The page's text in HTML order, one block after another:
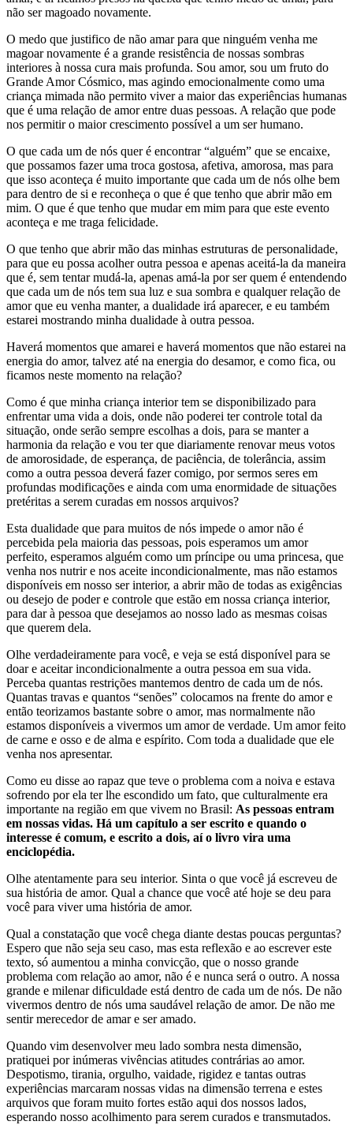
não ser magoado novamente.
O medo que justifico de não amar para que ninguém venha me
magoar novamente é a grande resistência de nossas sombras
interiores à nossa cura mais profunda. Sou amor, sou um fruto do
Grande Amor Cósmico, mas agindo emocionalmente como uma
criança mimada não permito viver a maior das experiências humanas
que é uma relação de amor entre duas pessoas. A relação que pode
nos permitir o maior crescimento possível a um ser humano.
O que cada um de nós quer é encontrar “alguém” que se encaixe,
que possamos fazer uma troca gostosa, afetiva, amorosa, mas para
que isso aconteça é muito importante que cada um de nós olhe bem
para dentro de si e reconheça o que é que tenho que abrir mão em
mim. O que é que tenho que mudar em mim para que este evento
aconteça e me traga felicidade.
O que tenho que abrir mão das minhas estruturas de personalidade,
para que eu possa acolher outra pessoa e apenas aceitá-la da maneira
que é, sem tentar mudá-la, apenas amá-la por ser quem é entendendo
que cada um de nós tem sua luz e sua sombra e qualquer relação de
amor que eu venha manter, a dualidade irá aparecer, e eu também
estarei mostrando minha dualidade à outra pessoa.
Haverá momentos que amarei e haverá momentos que não estarei na
energia do amor, talvez até na energia do desamor, e como fica, ou
ficamos neste momento na relação?
Como é que minha criança interior tem se disponibilizado para
enfrentar uma vida a dois, onde não poderei ter controle total da
situação, onde serão sempre escolhas a dois, para se manter a
harmonia da relação e vou ter que diariamente renovar meus votos
de amorosidade, de esperança, de paciência, de tolerância, assim
como a outra pessoa deverá fazer comigo, por sermos seres em
profundas modificações e ainda com uma enormidade de situações
pretéritas a serem curadas em nossos arquivos?
Esta dualidade que para muitos de nós impede o amor não é
percebida pela maioria das pessoas, pois esperamos um amor
perfeito, esperamos alguém como um príncipe ou uma princesa, que
venha nos nutrir e nos aceite incondicionalmente, mas não estamos
disponíveis em nosso ser interior, a abrir mão de todas as exigências
ou desejo de poder e controle que estão em nossa criança interior,
para dar à pessoa que desejamos ao nosso lado as mesmas coisas
que querem dela.
Olhe verdadeiramente para você, e veja se está disponível para se
doar e aceitar incondicionalmente a outra pessoa em sua vida.
Perceba quantas restrições mantemos dentro de cada um de nós.
Quantas travas e quantos “senões” colocamos na frente do amor e
então teorizamos bastante sobre o amor, mas normalmente não
estamos disponíveis a vivermos um amor de verdade. Um amor feito
de carne e osso e de alma e espírito. Com toda a dualidade que ele
venha nos apresentar.
Como eu disse ao rapaz que teve o problema com a noiva e estava
sofrendo por ela ter lhe escondido um fato, que culturalmente era
importante na região em que vivem no Brasil: As pessoas entram
em nossas vidas. Há um capítulo a ser escrito e quando o
interesse é comum, e escrito a dois, aí o livro vira uma
enciclopédia.
Olhe atentamente para seu interior. Sinta o que você já escreveu de
sua história de amor. Qual a chance que você até hoje se deu para
você para viver uma história de amor.
Qual a constatação que você chega diante destas poucas perguntas?
Espero que não seja seu caso, mas esta reflexão e ao escrever este
texto, só aumentou a minha convicção, que o nosso grande
problema com relação ao amor, não é e nunca será o outro. A nossa
grande e milenar dificuldade está dentro de cada um de nós. De não
vivermos dentro de nós uma saudável relação de amor. De não me
sentir merecedor de amar e ser amado.
Quando vim desenvolver meu lado sombra nesta dimensão,
pratiquei por inúmeras vivências atitudes contrárias ao amor.
Despotismo, tirania, orgulho, vaidade, rigidez e tantas outras
experiências marcaram nossas vidas na dimensão terrena e estes
arquivos que foram muito fortes estão aqui dos nossos lados,
esperando nosso acolhimento para serem curados e transmutados.